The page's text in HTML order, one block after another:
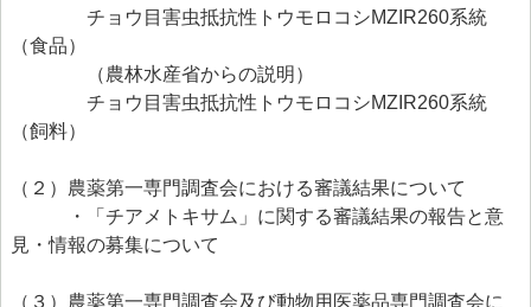
チョウ目害虫抵抗性トウモロコシMZIR260系統
（食品）
（農林水産省からの説明）
チョウ目害虫抵抗性トウモロコシMZIR260系統
（飼料）
（２）農薬第一専門調査会における審議結果について
・「チアメトキサム」に関する審議結果の報告と意
見・情報の募集について
（３）農薬第一専門調査会及び動物用医薬品専門調査会に